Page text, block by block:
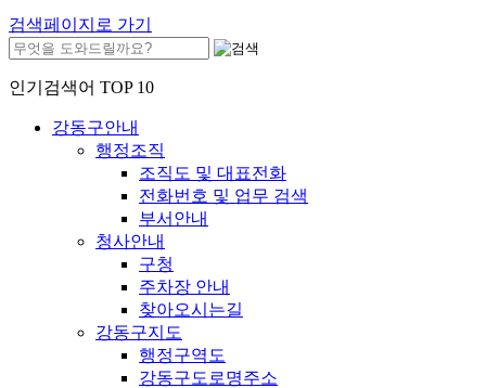
검색페이지로 가기
인기검색어 TOP 10
강동구안내
행정조직
조직도 및 대표전화
전화번호 및 업무 검색
부서안내
청사안내
구청
주차장 안내
찾아오시는길
강동구지도
행정구역도
강동구도로명주소